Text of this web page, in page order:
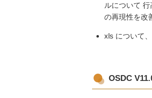
ルについて
の再現性を改
xls について
OSDC